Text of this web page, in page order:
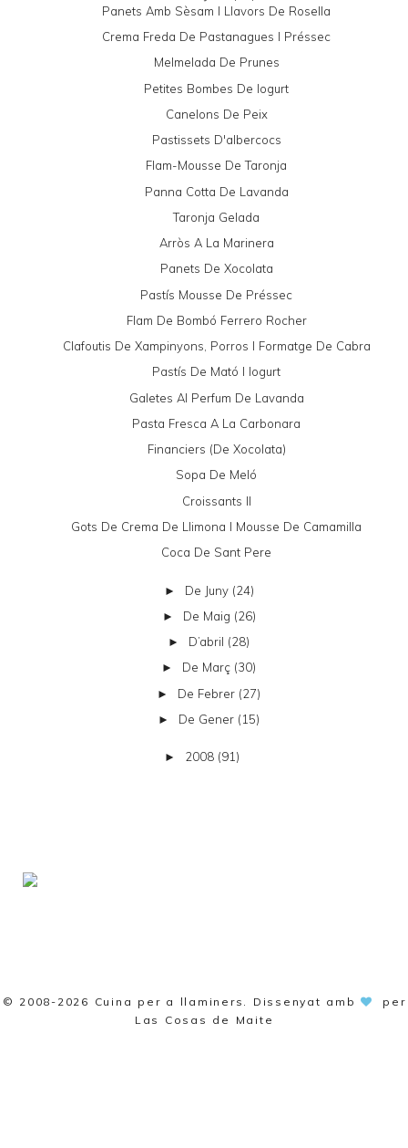
Panets Amb Sèsam I Llavors De Rosella
Crema Freda De Pastanagues I Préssec
Melmelada De Prunes
Petites Bombes De Iogurt
Canelons De Peix
Pastissets D'albercocs
Flam-Mousse De Taronja
Panna Cotta De Lavanda
Taronja Gelada
Arròs A La Marinera
Panets De Xocolata
Pastís Mousse De Préssec
Flam De Bombó Ferrero Rocher
Clafoutis De Xampinyons, Porros I Formatge De Cabra
Pastís De Mató I Iogurt
Galetes Al Perfum De Lavanda
Pasta Fresca A La Carbonara
Financiers (de Xocolata)
Sopa De Meló
Croissants II
Gots De Crema De Llimona I Mousse De Camamilla
Coca De Sant Pere
► De Juny (24)
► De Maig (26)
► D’abril (28)
► De Març (30)
► De Febrer (27)
► De Gener (15)
► 2008 (91)
© 2008-2026 Cuina per a llaminers . Dissenyat amb
per
Las Cosas de Maite